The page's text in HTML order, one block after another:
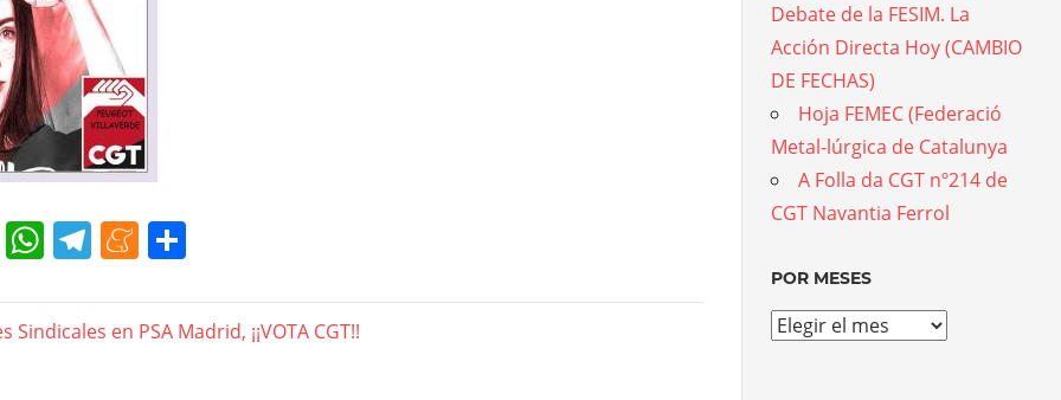
Twitter
WhatsApp
Telegram
Meneame
Sindicales en PSA Madrid, ¡¡VOTA CGT!!
Debate de la FESIM. La
Acción Directa Hoy (CAMBIO
DE FECHAS)
Hoja FEMEC (Federació
Metal-lúrgica de Catalunya
A Folla da CGT nº214 de
CGT Navantia Ferrol
POR MESES
Por